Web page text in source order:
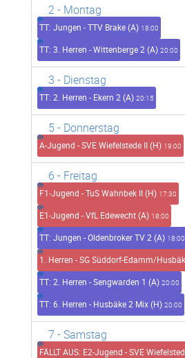
2- Montag
TT: Jungen - TTV Brake (A) 18:00
TT: 3. Herren - Wittenberge 2 (A) 20:00
3 - Dienstag
TT: 2. Herren - Ekern 2 (A) 20:15
5 - Donnerstag
A-Jugend - SVE Wiefelstede II (H) 19:00
6 - Freitag
F1-Jugend - TuS Wahnbek II (H) 17:30
E1-Jugend - VfL Edewecht (A) 18:00
TT: Jungen - Oldenbroker TV 2 (A) 18:00
1. Herren - SG Süddorf-Edamm/
TT: 2. Herren - Sengwarden 1 (A) 20:00
TT: 6. Herren - Husbäke 2 Mix (H) 20:00
7 - Samstag
FÄLLT AUS: E2-Jugend - SVE